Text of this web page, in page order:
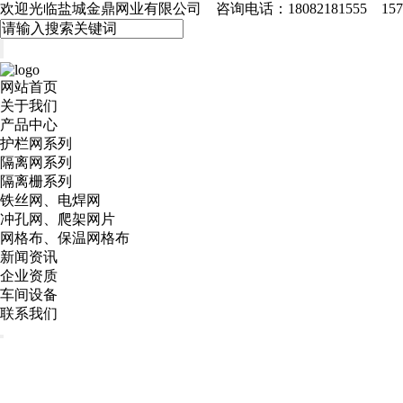
欢迎光临盐城金鼎网业有限公司 咨询电话：18082181555
网站首页
关于我们
产品中心
护栏网系列
隔离网系列
隔离栅系列
铁丝网、电焊网
冲孔网、爬架网片
网格布、保温网格布
新闻资讯
企业资质
车间设备
联系我们